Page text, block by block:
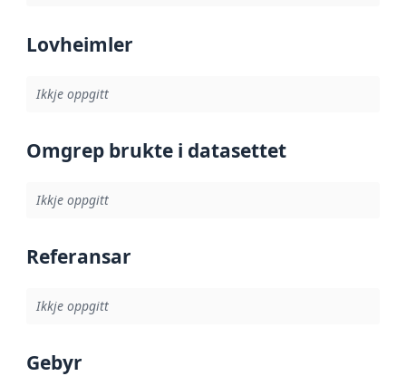
Lovheimler
Ikkje oppgitt
Omgrep brukte i datasettet
Ikkje oppgitt
Referansar
Ikkje oppgitt
Gebyr